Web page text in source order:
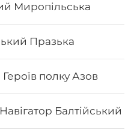
Миропільська
Празька
полку Азов
Балтійський